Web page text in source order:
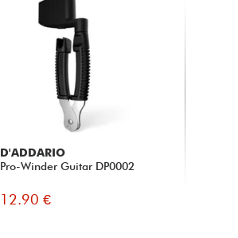
D'ADDARIO
Pro-Winder Guitar DP0002
12.90 €